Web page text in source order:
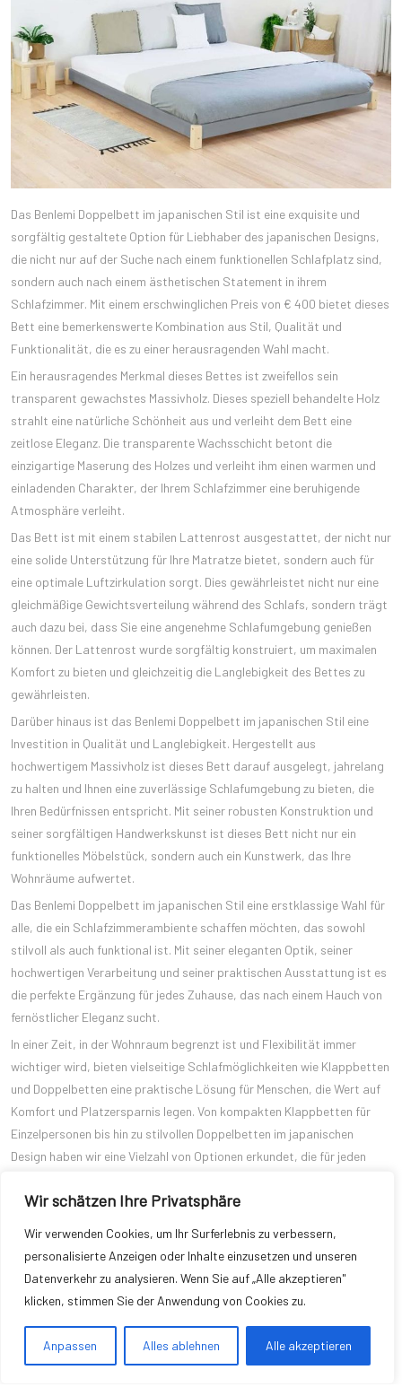
Wir schätzen Ihre Privatsphäre
Wir verwenden Cookies, um Ihr Surferlebnis zu verbessern,
personalisierte Anzeigen oder Inhalte einzusetzen und unseren
Datenverkehr zu analysieren. Wenn Sie auf „Alle akzeptieren"
klicken, stimmen Sie der Anwendung von Cookies zu.
Anpassen Alles ablehnen Alle akzeptieren
Das Benlemi Doppelbett im japanischen Stil ist eine exquisite und
sorgfältig gestaltete Option für Liebhaber des japanischen Designs,
die nicht nur auf der Suche nach einem funktionellen Schlafplatz sind,
sondern auch nach einem ästhetischen Statement in ihrem
Schlafzimmer. Mit einem erschwinglichen Preis von € 400 bietet dieses
Bett eine bemerkenswerte Kombination aus Stil, Qualität und
Funktionalität, die es zu einer herausragenden Wahl macht.
Ein herausragendes Merkmal dieses Bettes ist zweifellos sein
transparent gewachstes Massivholz. Dieses speziell behandelte Holz
strahlt eine natürliche Schönheit aus und verleiht dem Bett eine
zeitlose Eleganz. Die transparente Wachsschicht betont die
einzigartige Maserung des Holzes und verleiht ihm einen warmen und
einladenden Charakter, der Ihrem Schlafzimmer eine beruhigende
Atmosphäre verleiht.
Das Bett ist mit einem stabilen Lattenrost ausgestattet, der nicht nur
eine solide Unterstützung für Ihre Matratze bietet, sondern auch für
eine optimale Luftzirkulation sorgt. Dies gewährleistet nicht nur eine
gleichmäßige Gewichtsverteilung während des Schlafs, sondern trägt
auch dazu bei, dass Sie eine angenehme Schlafumgebung genießen
können. Der Lattenrost wurde sorgfältig konstruiert, um maximalen
Komfort zu bieten und gleichzeitig die Langlebigkeit des Bettes zu
gewährleisten.
Darüber hinaus ist das Benlemi Doppelbett im japanischen Stil eine
Investition in Qualität und Langlebigkeit. Hergestellt aus
hochwertigem Massivholz ist dieses Bett darauf ausgelegt, jahrelang
zu halten und Ihnen eine zuverlässige Schlafumgebung zu bieten, die
Ihren Bedürfnissen entspricht. Mit seiner robusten Konstruktion und
seiner sorgfältigen Handwerkskunst ist dieses Bett nicht nur ein
funktionelles Möbelstück, sondern auch ein Kunstwerk, das Ihre
Wohnräume aufwertet.
Das Benlemi Doppelbett im japanischen Stil eine erstklassige Wahl für
alle, die ein Schlafzimmerambiente schaffen möchten, das sowohl
stilvoll als auch funktional ist. Mit seiner eleganten Optik, seiner
hochwertigen Verarbeitung und seiner praktischen Ausstattung ist es
die perfekte Ergänzung für jedes Zuhause, das nach einem Hauch von
fernöstlicher Eleganz sucht.
In einer Zeit, in der Wohnraum begrenzt ist und Flexibilität immer
wichtiger wird, bieten vielseitige Schlafmöglichkeiten wie Klappbetten
und Doppelbetten eine praktische Lösung für Menschen, die Wert auf
Komfort und Platzersparnis legen. Von kompakten Klappbetten für
Einzelpersonen bis hin zu stilvollen Doppelbetten im japanischen
Design haben wir eine Vielzahl von Optionen erkundet, die für jeden
Unabhängig davon, ob Sie nach einer platzsparenden Lösung für ein
kleines Schlafzimmer suchen oder Ihren Gästen einen komfortablen
Übernachtungsplatz bieten möchten, gibt es eine Vielzahl von Betten,
die Ihren Anforderungen entsprechen. Von hochwertigen Matratzen und
stabilen Lattenrosten bis hin zu eleganten Designs und einfachen
aus Komfort, Funktionalität und Stil.